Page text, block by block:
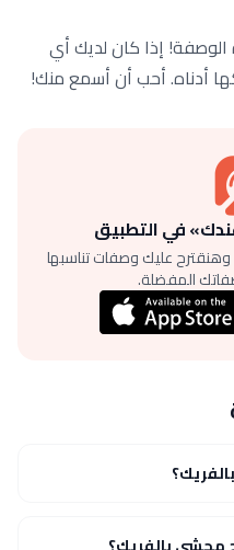
إذا كان لديك أي
أدناه. أحب أن أسمع منك!
في التطبيق
عليك وصفات تناسبها
المفضلة.